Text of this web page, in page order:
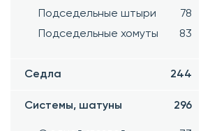
Подседельные штыри
78
Подседельные хомуты
83
Седла 244
Системы, шатуны 296